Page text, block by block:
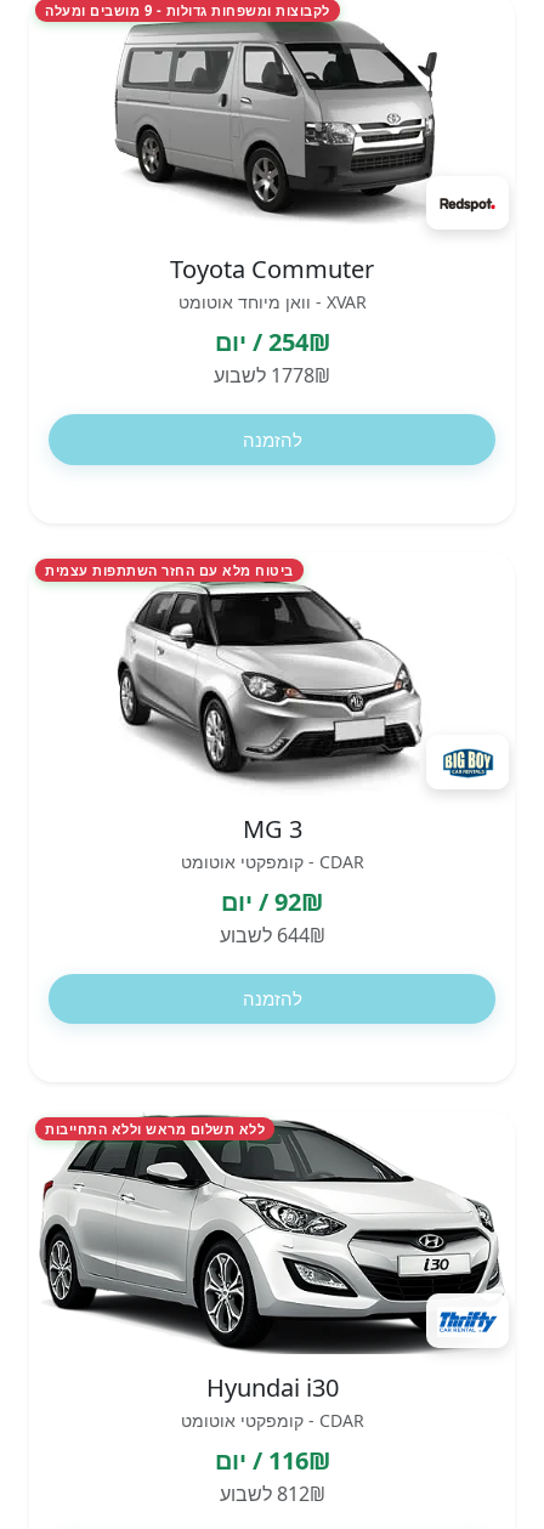
לקבוצות ומשפחות גדולות - 9 מושבים ומעלה
Toyota Commuter
XVAR - וואן מיוחד אוטומט
254₪ / יום
1778₪ לשבוע
להזמנה
ביטוח מלא עם החזר השתתפות עצמית
MG 3
CDAR - קומפקטי אוטומט
92₪ / יום
644₪ לשבוע
להזמנה
ללא תשלום מראש וללא התחייבות
Hyundai i30
CDAR - קומפקטי אוטומט
116₪ / יום
812₪ לשבוע